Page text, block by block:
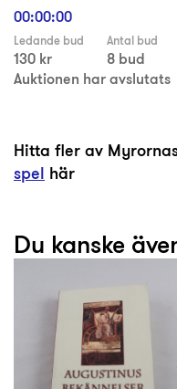
00:00:00
Ledande bud
130 kr
Antal bud
8 bud
Auktionen har avslutats
Hitta fler av
spel här
Du kanske